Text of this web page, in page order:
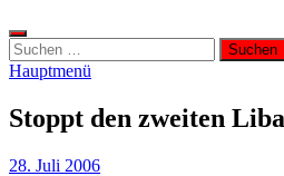
Suchen
nach:
Hauptmenü
Stoppt den zweiten
28. Juli 2006